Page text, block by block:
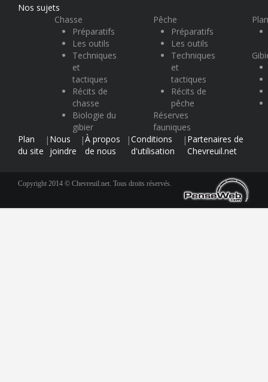
Nos sujets
Chasse
Préparatifs
Les outils
Techniques
et
tactiques
Récits de
chasse
Biologie du
gibier
Pêche
Préparatifs
Les outils
Techniques
et
tactiques
Récits de
pêche
Réserves
fauniques
Plan
du site
| Nous
joindre
|À propos
de nous
|Conditions
d'utilisation
| Partenaires de
Chevreuil.net
Copyright 2014 © Chevreuil.net. Tous droits réservés.